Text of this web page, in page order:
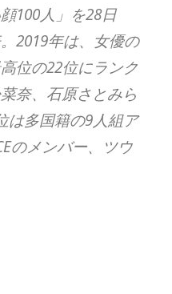
100人」を28日
2019年は、女優の
位の22位にランク
奈、石原さとみら
は多国籍の9人組ア
のメンバー、ツウ